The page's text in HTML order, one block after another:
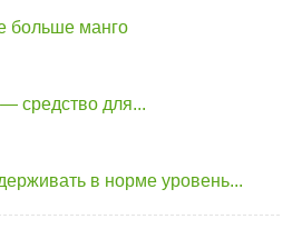
больше манго
средство для...
в норме уровень...